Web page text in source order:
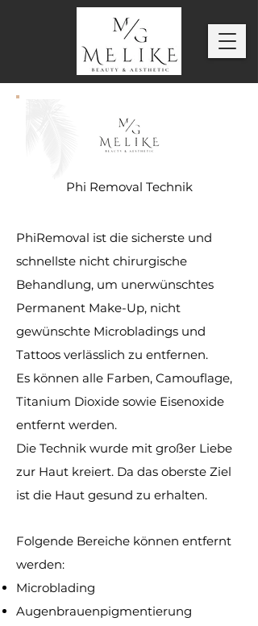
Phi Removal Technik
PhiRemoval ist die sicherste und
schnellste nicht chirurgische
Behandlung, um unerwünschtes
Permanent Make-Up, nicht
gewünschte Microbladings und
Tattoos verlässlich zu entfernen.
Es können alle Farben, Camouflage,
Titanium Dioxide sowie Eisenoxide
entfernt werden.
Die Technik wurde mit großer Liebe
zur Haut kreiert. Da das oberste Ziel
ist die Haut gesund zu erhalten.
Folgende Bereiche können entfernt
werden:
Microblading
Augenbrauenpigmentierung